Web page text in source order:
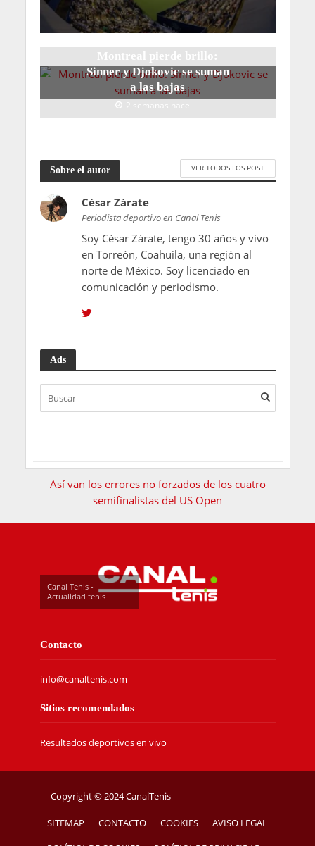
Montreal pierde brillo:
Sinner y Djokovic se suman
a las bajas
2 semanas hace
Sobre el autor VER TODOS LOS POST
César Zárate
Periodista deportivo en Canal Tenis
Soy César Zárate, tengo 30 años y vivo
en Torreón, Coahuila, una región al
norte de México. Soy licenciado en
comunicación y periodismo.
Ads
Así van los errores no forzados de los cuatro
semifinalistas del US Open
Canal Tenis -
Actualidad tenis
Contacto
info@canaltenis.com
Sitios recomendados
Resultados deportivos en vivo
Copyright © 2024 CanalTenis
SITEMAP CONTACTO COOKIES AVISO LEGAL